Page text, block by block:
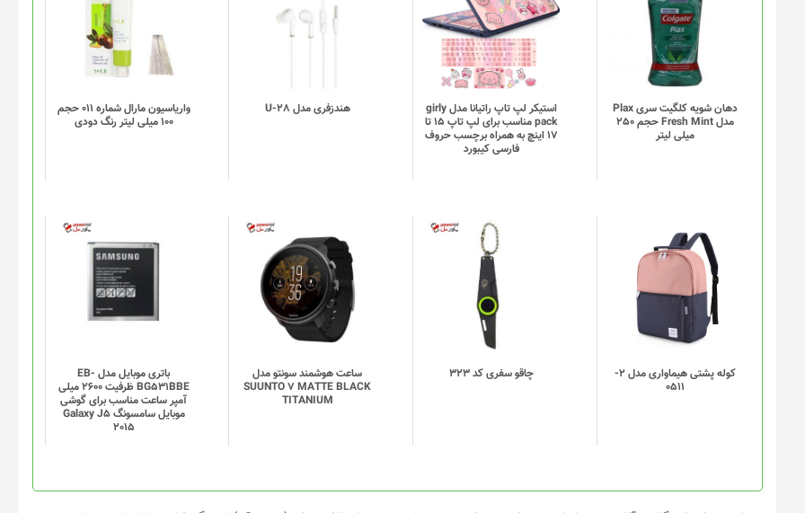
دهان شویه کلگیت سری Plax
مدل Fresh Mint حجم 250
میلی لیتر
استیکر لپ تاپ راتیانا مدل girly
pack مناسب برای لپ تاپ 15 تا
17 اینچ به همراه برچسب حروف
فارسی کیبورد
هندزفری مدل U-28
واریاسیون مارال شماره 011 حجم
100 میلی لیتر رنگ دودی
کوله پشتی هیماواری مدل 2-
0511
این
محصول
انواع
مختلفی
می
گزینه
ها
محصول
انتخاب
چاقو سفری کد 323
ساعت هوشمند سونتو مدل
SUUNTO 7 MATTE BLACK
TITANIUM
باتری موبایل مدل EB-
BG531BBE ظرفیت 2600 میلی
آمپر ساعت مناسب برای گوشی
موبایل سامسونگ Galaxy J5
2015